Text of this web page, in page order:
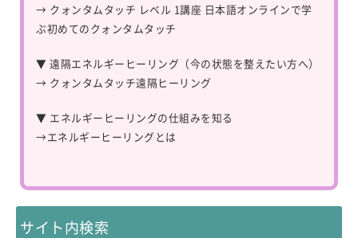
→ クォンタムタッチ レベル 1講座 日本語オンラインで学
ぶ初めてのクォンタムタッチ
▼ 遠隔エネルギーヒーリング（今の状態を整えたい方へ）
→ クォンタムタッチ遠隔ヒーリング
▼ エネルギーヒーリングの仕組みを知る
→ エネルギーヒーリングとは
サイト内検索